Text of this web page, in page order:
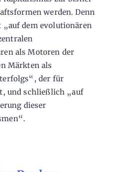
werden. Denn
dem evolutionären
als Motoren der
Märkten als
der für
und schließlich „auf
dieser